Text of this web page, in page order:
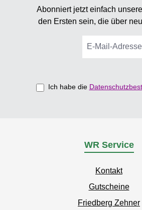
Abonniert jetzt einfach
den Ersten sein, die über
Mail-
Ich habe die
WR Service
Kontakt
Gutscheine
Friedberg Zehner